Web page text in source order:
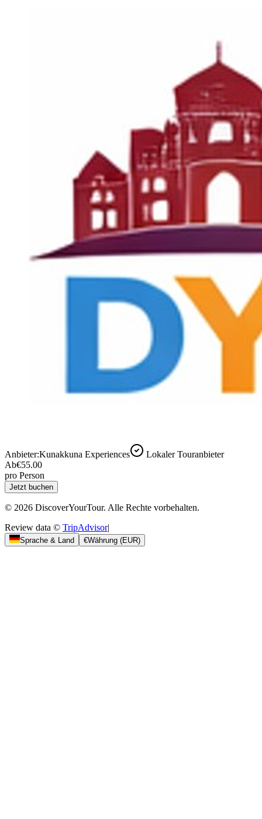
Anbieter:Kunakkuna Experiences
Lokaler Touranbieter
Ab€55.00
pro Person
Jetzt buchen
© 2026 DiscoverYourTour. Alle Rechte vorbehalten.
Review data © TripAdvisor|
Sprache & Land €Währung (EUR)